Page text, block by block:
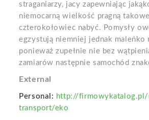
straganiarzy, jacy zapewniając
niemocarną wielkość pragną
czterokołowiec nabyć. Pomysły
egzystują niemniej jednak maleńko
ponieważ zupełnie nie bez
zamiarów następnie samochód
External
Personal: http://firmowykatalog.pl/
transport/eko